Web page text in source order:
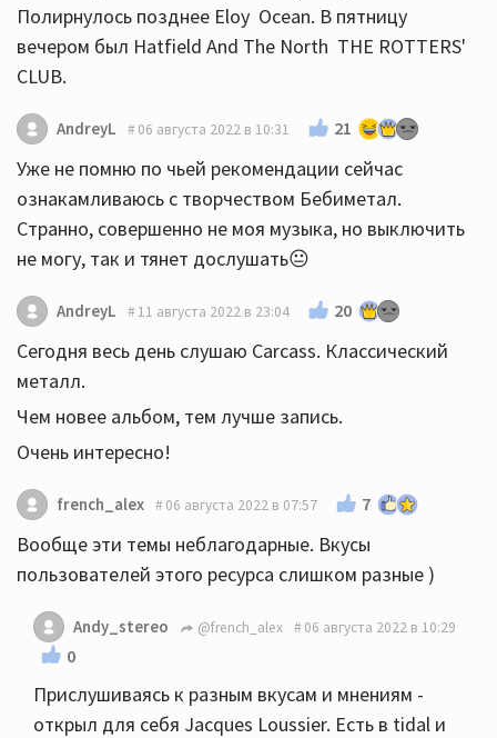
Полирнулось позднее Eloy Ocean. В пятницу
вечером был Hatfield And The North THE ROTTERS'
CLUB.
AndreyL 06 августа 2022 в 10:31 21
Уже не помню по чьей рекомендации сейчас
ознакамливаюсь с творчеством Бебиметал.
Странно, совершенно не моя музыка, но выключить
не могу, так и тянет дослушать😐
AndreyL 11 августа 2022 в 23:04 20
Сегодня весь день слушаю Carcass. Классический
металл.
Чем новее альбом, тем лучше запись.
Очень интересно!
french_alex 06 августа 2022 в 07:57 7
Вообще эти темы неблагодарные. Вкусы
пользователей этого ресурса слишком разные )
Andy_stereo @french_alex 06 августа 2022 в 10:29
0
Прислушиваясь к разным вкусам и мнениям -
открыл для себя Jacques Loussier. Есть в tidal и